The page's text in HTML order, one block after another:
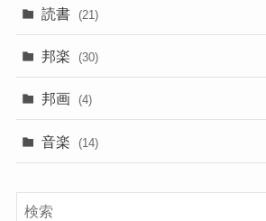
読書 (21)
邦楽 (30)
邦画 (4)
音楽 (14)